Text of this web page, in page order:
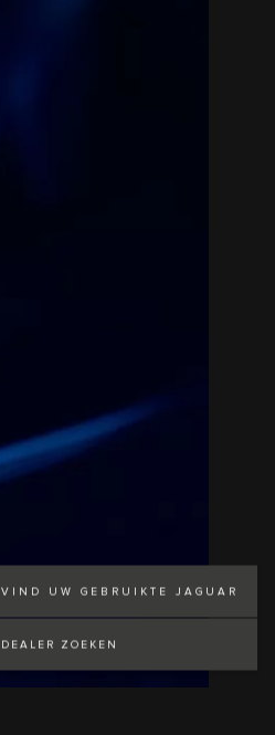
VIND UW GEBRUIKTE JAGUAR
DEALER ZOEKEN